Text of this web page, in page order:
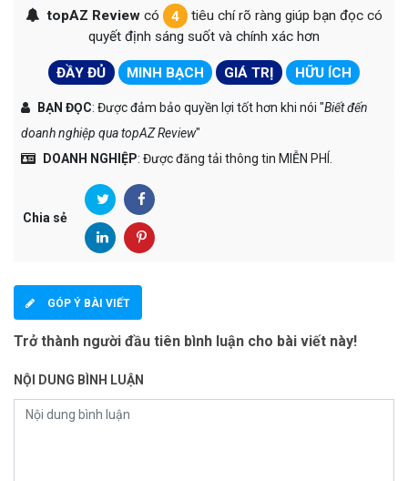
topAZ Reviewcó 4
tiêu chí rõ ràng giúp bạn đọc có
quyết định sáng suốt và chính xác hơn
ĐẦY ĐỦ MINH BẠCH GIÁ TRỊ HỮU ÍCH
BẠN ĐỌC: Được đảm bảo quyền lợi tốt hơn khi nói "Biết đến
doanh nghiệp qua topAZ Review"
DOANH NGHIỆP: Được đăng tải thông tin MIỄN PHÍ.
Chia sẻ
GÓP Ý BÀI VIẾT
Trở thành người đầu tiên bình luận cho bài viết này!
NỘI DUNG BÌNH LUẬN